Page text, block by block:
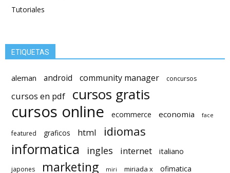
Tutoriales
ETIQUETAS
aleman android community manager concursos
cursos en pdf cursos gratis
cursos online ecommerce economia face
featured graficos html idiomas
informatica ingles internet italiano
japones marketing miri miriada x ofimatica